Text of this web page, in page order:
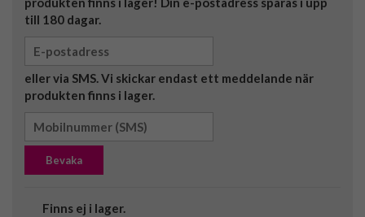
till 180 dagar.
eller via SMS. Vi skickar endast ett meddelande när
produkten finns i lager.
Bevaka
Finns ej i lager.